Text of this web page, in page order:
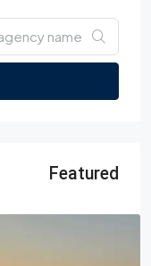
Featured